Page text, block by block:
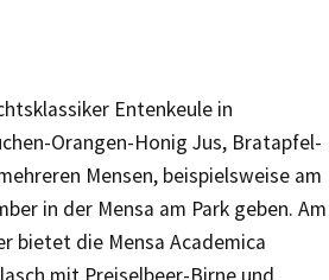
Entenkeule in
Orangen-Honig Jus, Bratapfel-
Mensen, beispielsweise am
in der Mensa am Park geben. Am
bietet die Mensa Academica
mit Preiselbeer-Birne und